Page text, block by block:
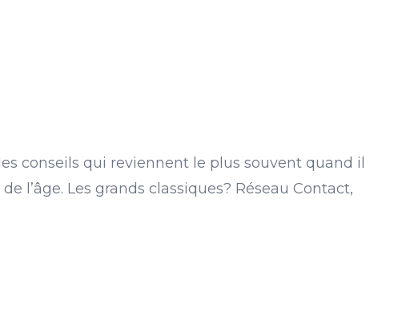
conseils qui reviennent le plus souvent quand il
l’âge. Les grands classiques? Réseau Contact,